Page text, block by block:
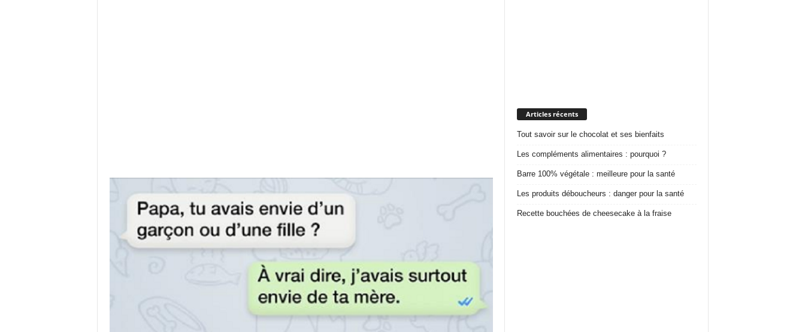
Articles récents
Tout savoir sur le chocolat et ses bienfaits
Les compléments alimentaires : pourquoi ?
Barre 100% végétale : meilleure pour la santé
Les produits déboucheurs : danger pour la santé
Recette bouchées de cheesecake à la fraise